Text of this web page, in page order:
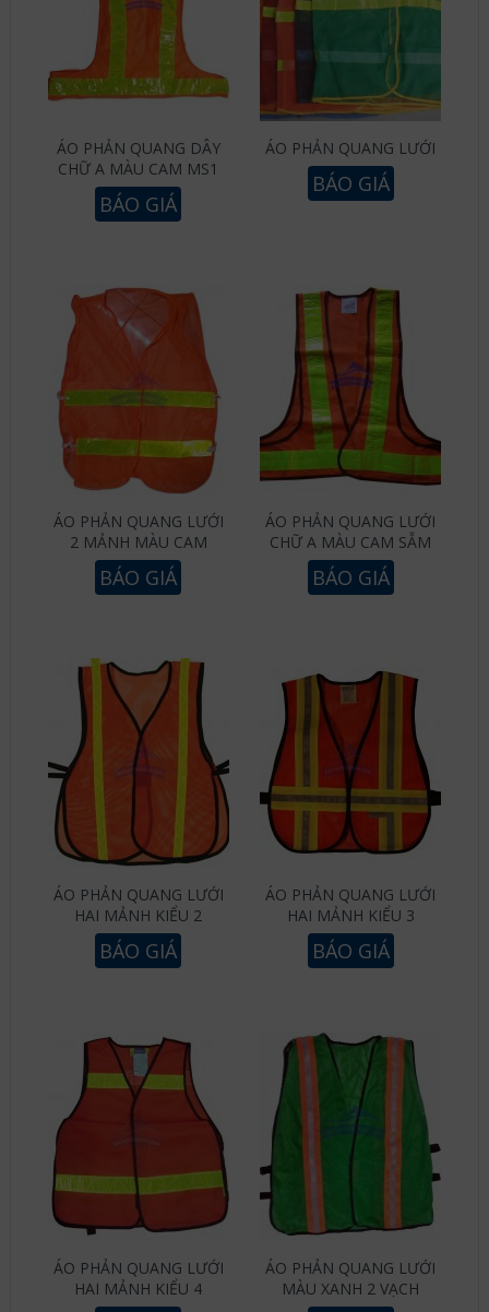
ÁO PHẢN QUANG DÂY
CHỮ A MÀU CAM MS1
BÁO GIÁ
ÁO PHẢN QUANG LƯỚI
BÁO GIÁ
ÁO PHẢN QUANG LƯỚI
2 MẢNH MÀU CAM
BÁO GIÁ
ÁO PHẢN QUANG LƯỚI
CHỮ A MÀU CAM SẪM
BÁO GIÁ
ÁO PHẢN QUANG LƯỚI
HAI MẢNH KIỂU 2
BÁO GIÁ
ÁO PHẢN QUANG LƯỚI
HAI MẢNH KIỂU 3
BÁO GIÁ
ÁO PHẢN QUANG LƯỚI
HAI MẢNH KIỂU 4
ÁO PHẢN QUANG LƯỚI
MÀU XANH 2 VẠCH